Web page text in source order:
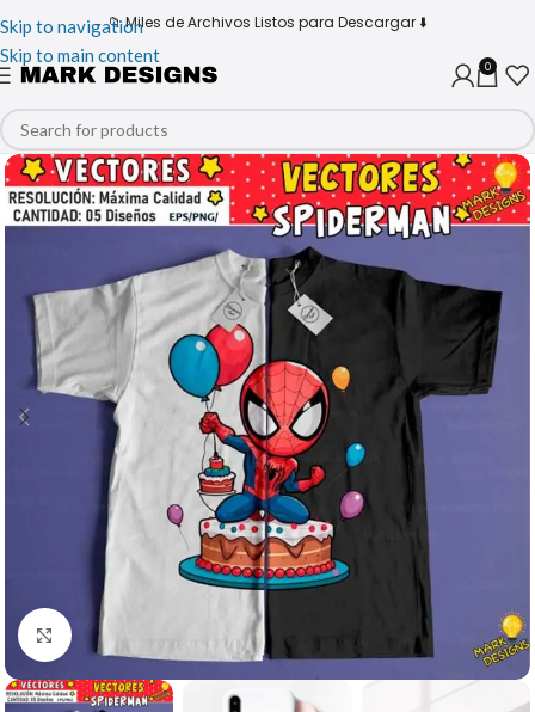
Skip to navigation
Skip to main content
📁 Miles de Archivos Listos para Descargar ⬇️
0
Click to enlarge